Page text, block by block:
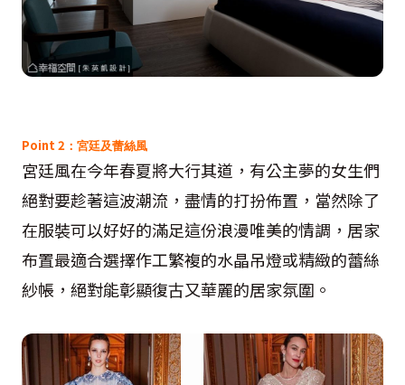
Point 2 ：宮廷及蕾絲風
宮廷風在今年春夏將大行其道，有公主夢的女生們
絕對要趁著這波潮流，盡情的打扮佈置，當然除了
在服裝可以好好的滿足這份浪漫唯美的情調，居家
布置最適合選擇作工繁複的水晶吊燈或精緻的蕾絲
紗帳，絕對能彰顯復古又華麗的居家氛圍。